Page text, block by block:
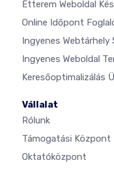
Étterem Weboldal
Online Időpont
Ingyenes Webtárhely
Ingyenes Weboldal
Keresőoptimalizálás
Vállalat
Rólunk
Támogatási Központ
Oktatóközpont